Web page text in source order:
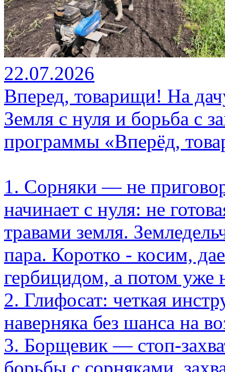
22.07.2026
Вперед, товарищи! На
Земля с нуля и борьба с
программы «Вперёд,
1. Сорняки — не
начинает с нуля: не
травами земля.
пара. Коротко - косим,
гербицидом, а потом уже
2. Глифосат: четкая
наверняка без шанса на
3. Борщевик — стоп-